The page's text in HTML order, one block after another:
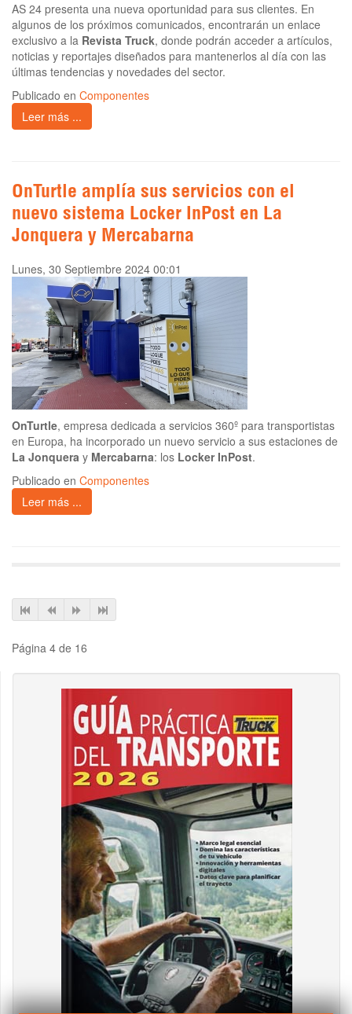
AS 24 presenta una nueva oportunidad para sus clientes. En
algunos de los próximos comunicados, encontrarán un enlace
exclusivo a la Revista Truck, donde podrán acceder a artículos,
noticias y reportajes diseñados para mantenerlos al día con las
últimas tendencias y novedades del sector.
Publicado en Componentes
Leer más ...
OnTurtle amplía sus servicios con el
nuevo sistema Locker InPost en La
Jonquera y Mercabarna
Lunes, 30 Septiembre 2024 00:01
OnTurtle, empresa dedicada a servicios 360º para transportistas
en Europa, ha incorporado un nuevo servicio a sus estaciones de
La Jonquera y Mercabarna: los Locker InPost.
Publicado en Componentes
Leer más ...
Página 4 de 16